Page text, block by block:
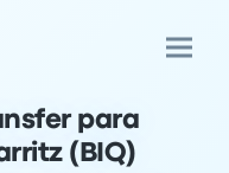
para
(BIQ)